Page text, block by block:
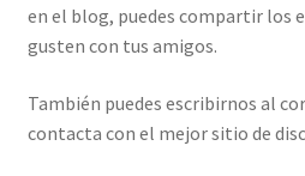
en el blog, puedes compartir los
gusten con tus amigos.
También puedes escribirnos al
contacta con el mejor sitio de